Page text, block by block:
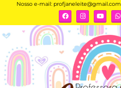
Nosso e-mail: profjaneleite@gmail.com